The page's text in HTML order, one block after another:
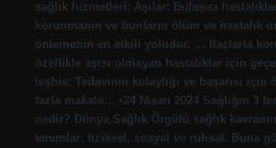
sağlık hizmetleri: Aşılar: Bulaşıcı
korunmanın ve bunların ölüm ve hastalık
önlemenin en etkili yoludur. … İlaçlarla
özellikle aşısı olmayan hastalıklar için
teşhis: Tedavinin kolaylığı ve başarısı için
fazla makale… •24 Nisan 2024 Sağlığın 3
nedir? Dünya Sağlık Örgütü sağlık
tanımlar: fiziksel, sosyal ve ruhsal. Buna